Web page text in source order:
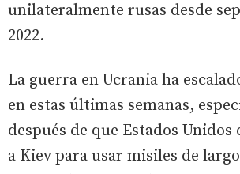
unilateralmente rusas desde
2022.
La guerra en Ucrania ha
en estas últimas semanas,
después de que Estados Unidos
a Kiev para usar misiles de